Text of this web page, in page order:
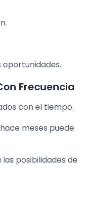
Frecuencia
con el tiempo.
meses puede
posibilidades de